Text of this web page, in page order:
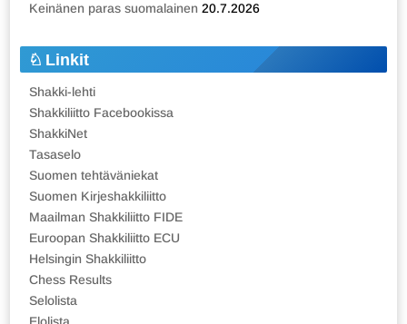
Keinänen paras suomalainen 20.7.2026
Linkit
Shakki-lehti
Shakkiliitto Facebookissa
ShakkiNet
Tasaselo
Suomen tehtäväniekat
Suomen Kirjeshakkiliitto
Maailman Shakkiliitto FIDE
Euroopan Shakkiliitto ECU
Helsingin Shakkiliitto
Chess Results
Selolista